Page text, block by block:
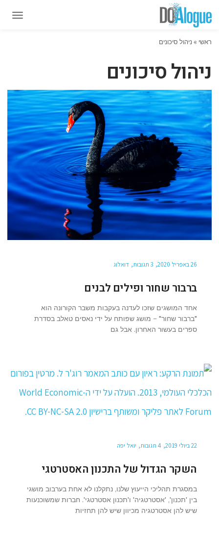
ראשי » ניהול סיכונים
ניהול סיכונים
26 באפריל 2020 3 תגובות דואלוג
ברבור שחור ופילים לבנים
אחד המושגים שזכו לעדנה בעקבות משבר הקורונה הוא
"ברבור שחור" – מושג שפותח על ידי נאסים טאלב בסדרת
ספרים בעשור האחרון. אבל גם
22 ביולי 2019 4 תגובות יואל יפה
השקר הגדול של התכנון האסטרטגי
במסגרת תהליכי הייעוץ שלנו, נתקלנו לא אחת בערבוב מושגי
בין 'תכנון', 'אסטרטגיה' ו'תכנון אסטרטגי'. חברות שמשוכנעות
שיש להן אסטרטגיה מכיוון שיש להן תחזיות